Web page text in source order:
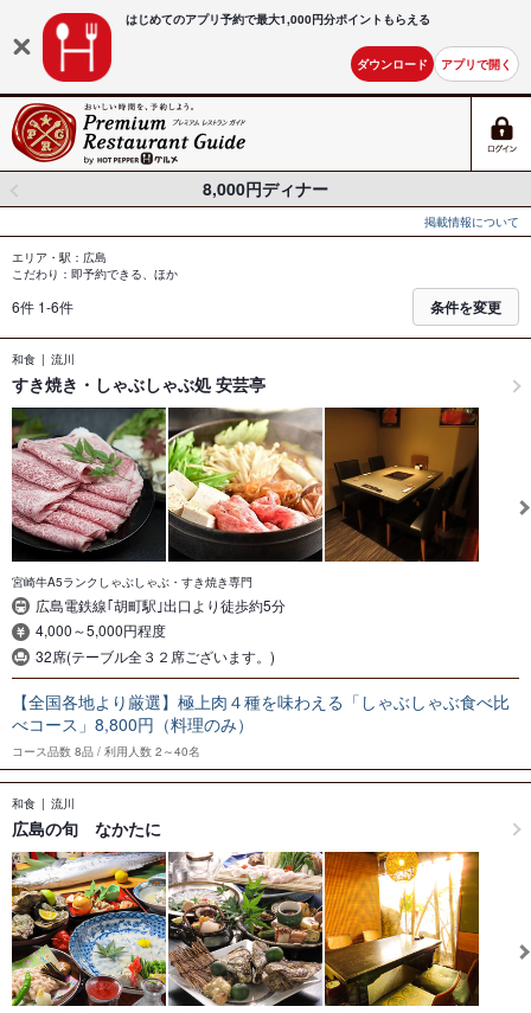
はじめてのアプリ予約で最大1,000円分ポイントもらえる
ダウンロード アプリで開く
8,000円ディナー
掲載情報について
エリア・駅：広島
こだわり：即予約できる、ほか
6件 1-6件 条件を変更
和食 流川
すき焼き・しゃぶしゃぶ処 安芸亭
宮崎牛A5ランクしゃぶしゃぶ・すき焼き専門
広島電鉄線｢胡町駅｣出口より徒歩約5分
4,000～5,000円程度
32席(テーブル全３２席ございます。)
【全国各地より厳選】極上肉４種を味わえる「しゃぶしゃぶ食べ比
べコース」8,800円（料理のみ）
コース品数 8品 利用人数 2～40名
和食 流川
広島の旬 なかたに